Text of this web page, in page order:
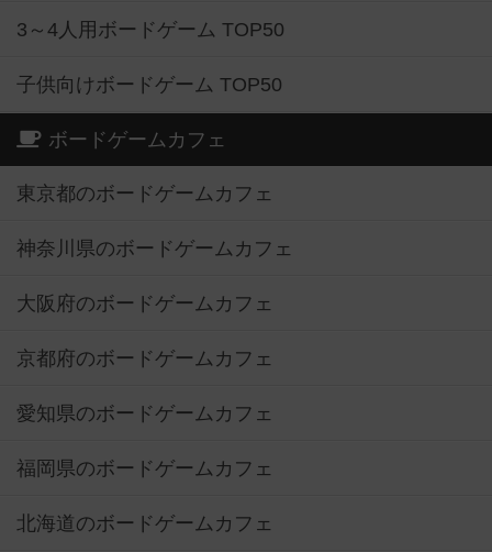
3～4人用ボードゲーム TOP50
子供向けボードゲーム TOP50
ボードゲームカフェ
東京都のボードゲームカフェ
神奈川県のボードゲームカフェ
大阪府のボードゲームカフェ
京都府のボードゲームカフェ
愛知県のボードゲームカフェ
福岡県のボードゲームカフェ
北海道のボードゲームカフェ